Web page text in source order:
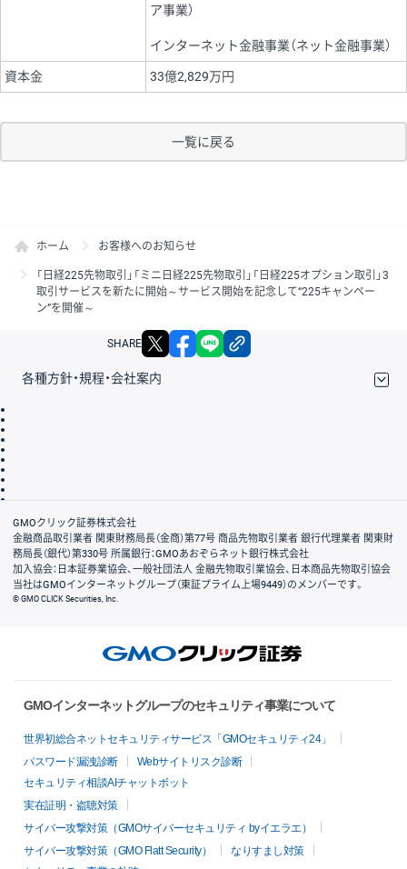
ア事業）
インターネット金融事業（ネット金融事業）
資本金 33億2,829万円
一覧に戻る
ホーム お客様へのお知らせ
「日経225先物取引」「ミニ日経225先物取引」「日経225オプション取引」3
取引サービスを新たに開始～サービス開始を記念して“225キャンペー
ン”を開催～
SHARE X facebook
各種方針・規程・会社案内
会社案内
GMOクリック証券株式会社
金融商品取引業者 関東財務局長（金商）第77号 商品先物取引業者 銀行代理業者 関東財
務局長（銀代）第330号 所属銀行：GMOあおぞらネット銀行株式会社
加入協会：日本証券業協会、一般社団法人 金融先物取引業協会、日本商品先物取引協会
当社はGMOインターネットグループ（東証プライム上場9449）のメンバーです。
© GMO CLICK Securities, Inc.
GMOインターネットグループのセキュリティ事業について
世界初総合ネットセキュリティサービス「GMOセキュリティ24」
パスワード漏洩診断
Webサイトリスク診断
セキュリティ相談AIチャットボット
実在証明・盗聴対策
サイバー攻撃対策（GMOサイバーセキュリティ byイエラエ）
サイバー攻撃対策（GMO Flatt Security）
なりすまし対策